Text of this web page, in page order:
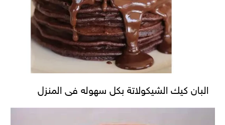
البان كيك الشيكولاتة بكل سهوله فى المنزل